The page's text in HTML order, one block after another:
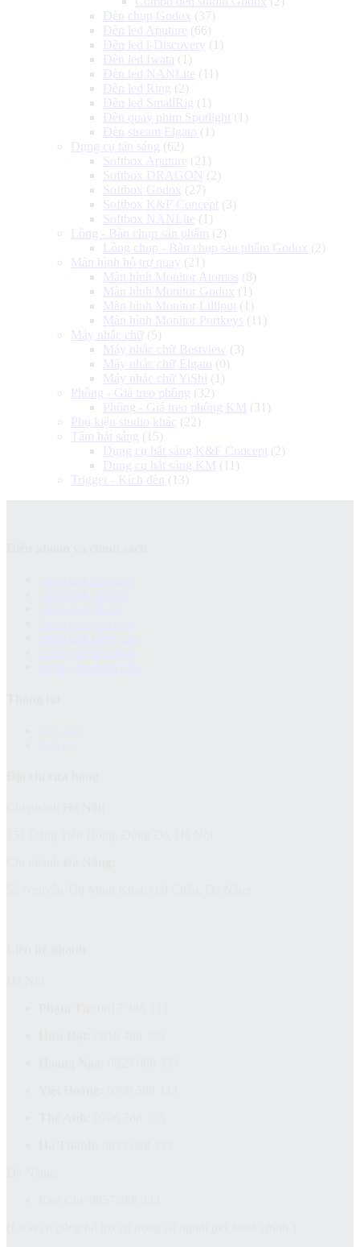
Đèn chụp Godox (37)
Đèn led Aputure (66)
Đèn led i-Discovery (1)
Đèn led Iwata (1)
Đèn led NANLite (11)
Đèn led Ring (2)
Đèn led SmallRig (1)
Đèn quay phim Spotlight (1)
Đèn stream Elgato (1)
Dụng cụ tản sáng (62)
Softbox Aputure (21)
Softbox DRAGON (2)
Softbox Godox (27)
Softbox K&F Concept (3)
Softbox NANLite (1)
Lồng - Bàn chụp sản phẩm (2)
Lồng chụp - Bàn chụp sản phẩm Godox (2)
Màn hình hỗ trợ quay (21)
Màn hình Monitor Atomos (8)
Màn hình Monitor Godox (1)
Màn hình Monitor Lilliput (1)
Màn hình Monitor Portkeys (11)
Máy nhắc chữ (5)
Máy nhắc chữ Bestview (3)
Máy nhắc chữ Elgato (0)
Máy nhắc chữ YiShi
(1)
Phông - Giá treo phông (32)
Phông - Giá treo phông KM (31)
Phụ kiện studio khác (22)
Tấm hắt sáng (15)
Dụng cụ hắt sáng K&F Concept (2)
Dụng cụ hắt sáng KM (11)
Trigger - Kích đèn
(13)